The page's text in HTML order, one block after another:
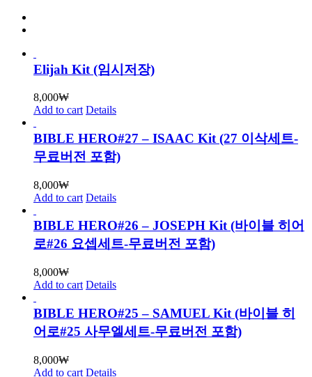
Elijah Kit (임시저장)
8,000₩
Add to cart Details
BIBLE HERO#27 – ISAAC Kit (27 이삭세트-
무료버전 포함)
8,000₩
Add to cart Details
BIBLE HERO#26 – JOSEPH Kit (바이블 히어
로#26 요셉세트-무료버전 포함)
8,000₩
Add to cart Details
BIBLE HERO#25 – SAMUEL Kit (바이블 히
어로#25 사무엘세트-무료버전 포함)
8,000₩
Add to cart Details